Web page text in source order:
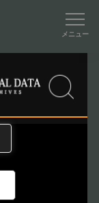
メニュー
考古資料検索